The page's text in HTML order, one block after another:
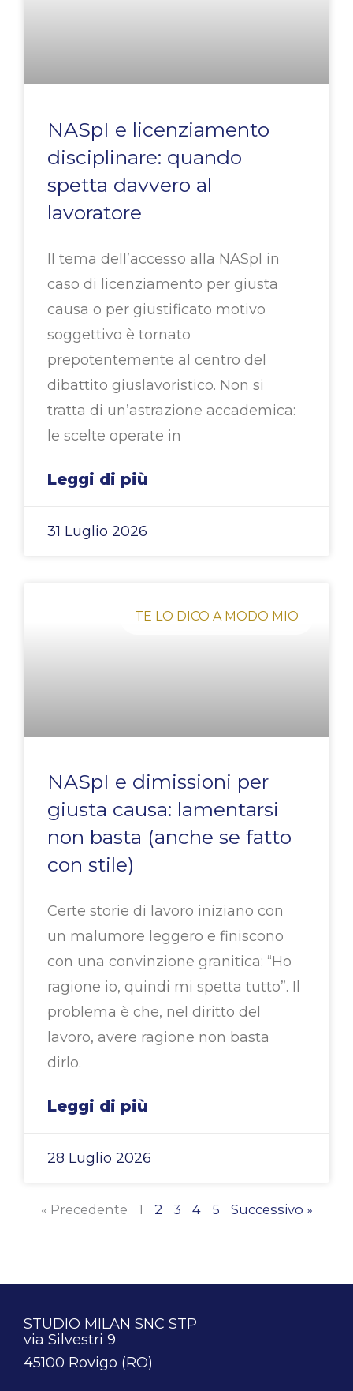
NASpI e licenziamento
disciplinare: quando
spetta davvero al
lavoratore
Il tema dell’accesso alla NASpI in
caso di licenziamento per giusta
causa o per giustificato motivo
soggettivo è tornato
prepotentemente al centro del
dibattito giuslavoristico. Non si
tratta di un’astrazione accademica:
le scelte operate in
Leggi di più
31 Luglio 2026
TE LO DICO A MODO MIO
NASpI e dimissioni per
giusta causa: lamentarsi
non basta (anche se fatto
con stile)
Certe storie di lavoro iniziano con
un malumore leggero e finiscono
con una convinzione granitica: “Ho
ragione io, quindi mi spetta tutto”. Il
problema è che, nel diritto del
lavoro, avere ragione non basta
dirlo.
Leggi di più
28 Luglio 2026
« Precedente 1 2 3 4 5 Successivo »
STUDIO MILAN SNC STP
via Silvestri 9
45100 Rovigo (RO)